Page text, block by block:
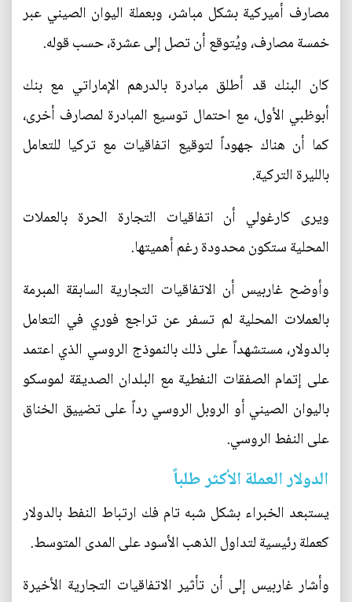
مصارف أميركية بشكل مباشر، وبعملة اليوان الصيني عبر
خمسة مصارف، ويُتوقع أن تصل إلى عشرة، حسب قوله.
كان البنك قد أطلق مبادرة بالدرهم الإماراتي مع بنك
أبوظبي الأول، مع احتمال توسيع المبادرة لمصارف أخرى،
كما أن هناك جهوداً لتوقيع اتفاقيات مع تركيا للتعامل
بالليرة التركية.
ويرى كارغولي أن اتفاقيات التجارة الحرة بالعملات
المحلية ستكون محدودة رغم أهميتها.
وأوضح غاربيس أن الاتفاقيات التجارية السابقة المبرمة
بالعملات المحلية لم تسفر عن تراجع فوري في التعامل
بالدولار، مستشهداً على ذلك بالنموذج الروسي الذي اعتمد
على إتمام الصفقات النفطية مع البلدان الصديقة لموسكو
باليوان الصيني أو الروبل الروسي رداً على تضييق الخناق
على النفط الروسي.
الدولار العملة الأكثر طلباً
يستبعد الخبراء بشكل شبه تام فك ارتباط النفط بالدولار
كعملة رئيسية لتداول الذهب الأسود على المدى المتوسط.
وأشار غاربيس إلى أن تأثير الاتفاقيات التجارية الأخيرة